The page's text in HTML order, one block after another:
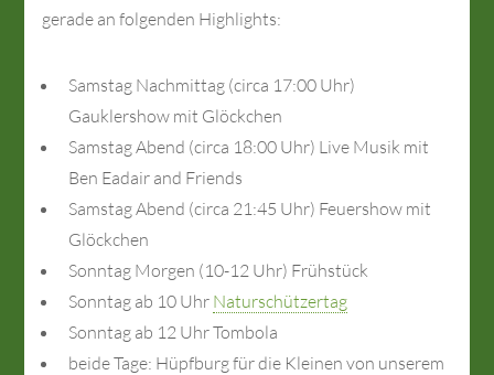
gerade an folgenden Highlights:
Samstag Nachmittag (circa 17:00 Uhr)
Gauklershow mit Glöckchen
Samstag Abend (circa 18:00 Uhr) Live Musik mit
Ben Eadair and Friends
Samstag Abend (circa 21:45 Uhr) Feuershow mit
Glöckchen
Sonntag Morgen (10-12 Uhr) Frühstück
Sonntag ab 10 Uhr Naturschützertag
Sonntag ab 12 Uhr Tombola
beide Tage: Hüpfburg für die Kleinen von unserem